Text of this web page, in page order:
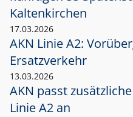
Kaltenkirchen
17.03.2026
AKN Linie A2:
Ersatzverkehr
13.03.2026
AKN passt
Linie A2 an